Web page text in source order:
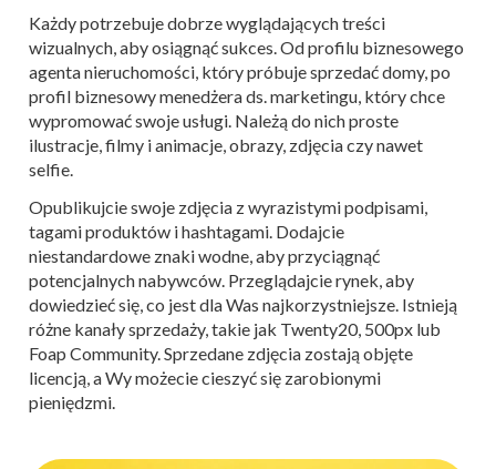
Każdy potrzebuje dobrze wyglądających treści
wizualnych, aby osiągnąć sukces. Od profilu biznesowego
agenta nieruchomości, który próbuje sprzedać domy, po
profil biznesowy menedżera ds. marketingu, który chce
wypromować swoje usługi. Należą do nich proste
ilustracje, filmy i animacje, obrazy, zdjęcia czy nawet
selfie.
Opublikujcie swoje zdjęcia z wyrazistymi podpisami,
tagami produktów i hashtagami. Dodajcie
niestandardowe znaki wodne, aby przyciągnąć
potencjalnych nabywców. Przeglądajcie rynek, aby
dowiedzieć się, co jest dla Was najkorzystniejsze. Istnieją
różne kanały sprzedaży, takie jak Twenty20, 500px lub
Foap Community. Sprzedane zdjęcia zostają objęte
licencją, a Wy możecie cieszyć się zarobionymi
pieniędzmi.